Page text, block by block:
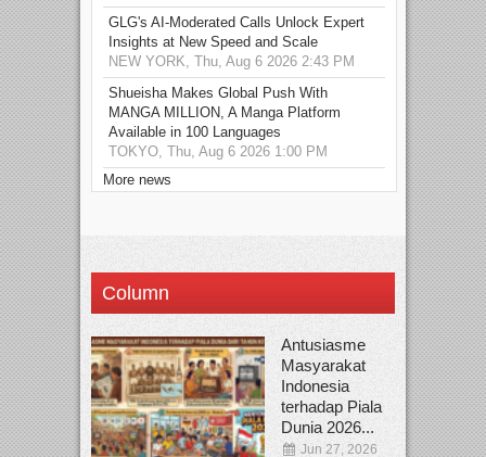
GLG's AI-Moderated Calls Unlock Expert
Insights at New Speed and Scale
NEW YORK, Thu, Aug 6 2026 2:43 PM
Shueisha Makes Global Push With
MANGA MILLION, A Manga Platform
Available in 100 Languages
TOKYO, Thu, Aug 6 2026 1:00 PM
More news
Column
Antusiasme
Masyarakat
Indonesia
terhadap Piala
Dunia 2026...
Jun 27, 2026